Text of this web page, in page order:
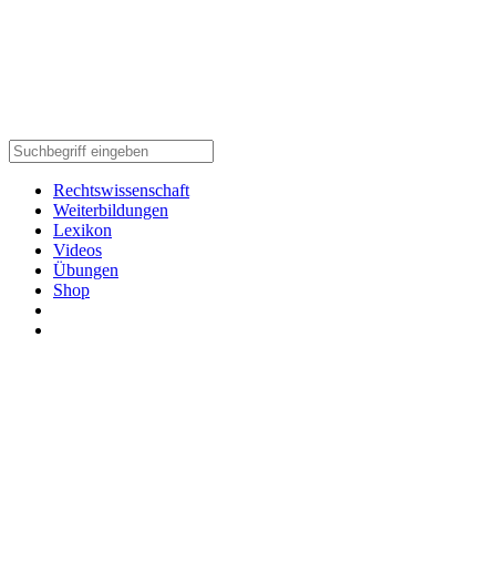
Rechtswissenschaft
Weiterbildungen
Lexikon
Videos
Übungen
Shop